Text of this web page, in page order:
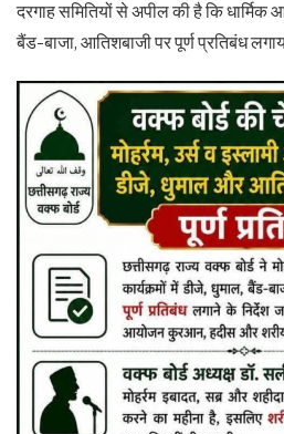
दरगाह समितियों से अपील की है कि धार्मिक
बैंड-बाजा, आतिशबाजी पर पूर्ण प्रतिबंध